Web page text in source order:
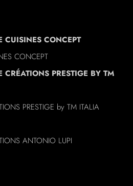
CUISINES CONCEPT
CONCEPT
PRESTIGE BY TM
PRESTIGE by TM ITALIA
ANTONIO LUPI